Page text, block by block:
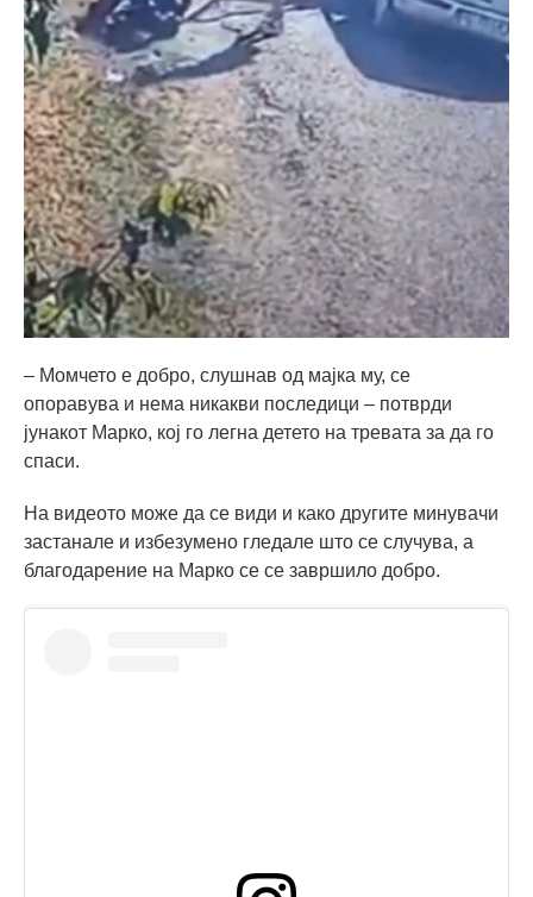
– Момчето е добро, слушнав од мајка му, се
опоравува и нема никакви последици – потврди
јунакот Марко, кој го легна детето на тревата за да го
спаси.
На видеото може да се види и како другите минувачи
застанале и избезумено гледале што се случува, а
благодарение на Марко се се завршило добро.